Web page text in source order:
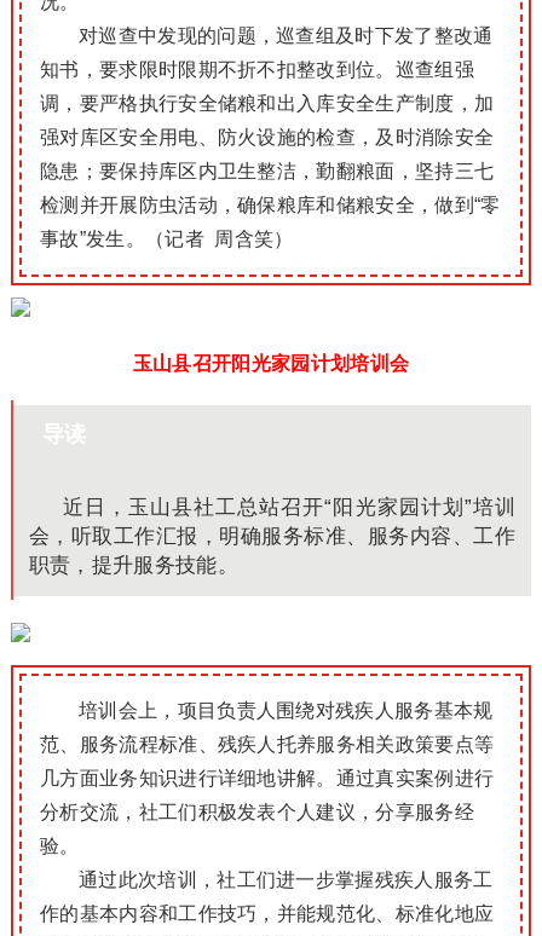
对巡查中发现的问题，巡查组及时下发了整改通
知书，要求限时限期不折不扣整改到位。巡查组强
调，要严格执行安全储粮和出入库安全生产制度，加
强对库区安全用电、防火设施的检查，及时消除安全
隐患；要保持库区内卫生整洁，勤翻粮面，坚持三七
检测并开展防虫活动，确保粮库和储粮安全，做到“零
事故”发生。（记者 周含笑）
玉山县召开阳光家园计划培训会
导读
近日，玉山县社工总站召开“阳光家园计划”培训
会，听取工作汇报，明确服务标准、服务内容、工作
职责，提升服务技能。
培训会上，项目负责人围绕对残疾人服务基本规
范、服务流程标准、残疾人托养服务相关政策要点等
几方面业务知识进行详细地讲解。通过真实案例进行
分析交流，社工们积极发表个人建议，分享服务经
验。
通过此次培训，社工们进一步掌握残疾人服务工
作的基本内容和工作技巧，并能规范化、标准化地应